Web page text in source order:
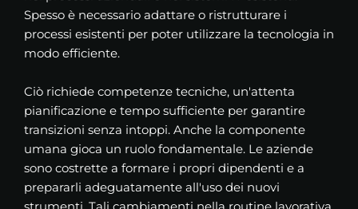
Spesso è necessario adattare o ristrutturare i
processi esistenti per poter utilizzare la tecnologia in
modo efficiente.
Ciò richiede competenze tecniche, un'attenta
pianificazione e tempo sufficiente per garantire
transizioni senza intoppi. Anche la componente
umana gioca un ruolo fondamentale. Le aziende
sono costrette a formare i propri dipendenti e a
prepararli adeguatamente all'uso dei nuovi
strumenti. Tali cambiamenti nella routine lavorativa